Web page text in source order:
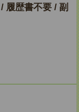
履歴書不要 / 副